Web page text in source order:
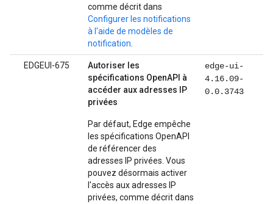
comme décrit dans
Configurer les notifications
à l'aide de modèles de
notification
EDGEUI-675
Autoriser les
spécifications OpenAPI à
accéder aux adresses IP
privées
Par défaut, Edge empêche
les spécifications OpenAPI
de référencer des
adresses IP privées. Vous
pouvez désormais activer
l'accès aux adresses IP
privées, comme décrit dans
edge-ui-
4.16.09-
0.0.3743